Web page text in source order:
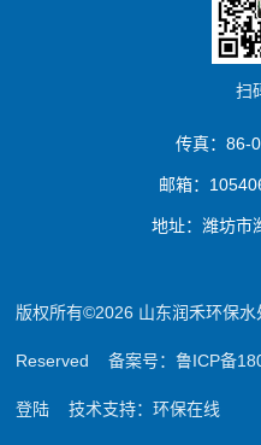
扫
传真：86-
邮箱：
地址：潍坊市
版权所有©2026 山东润禾环保
Reserved备案号：鲁ICP备
登陆 技术支持：环保在线